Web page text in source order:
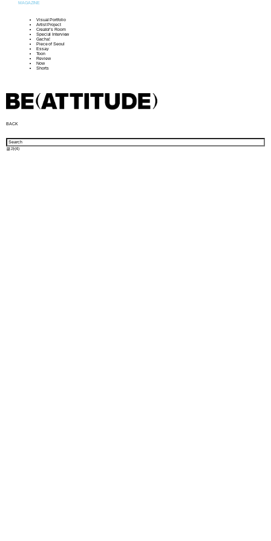
MAGAZINE
Visual Portfolio
Artist Project
Creator’s Room
Special Interview
Gacha!
Piece of Seoul
Essay
Toon
Review
Now
Shorts
BACK
결과(4)